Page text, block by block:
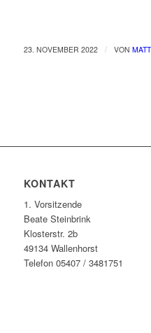
23. NOVEMBER 2022 / VON
KONTAKT
1. Vorsitzende
Beate Steinbrink
Klosterstr. 2b
49134 Wallenhorst
Telefon 05407 / 3481751